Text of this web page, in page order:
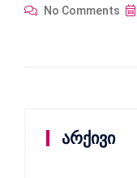
No Comments
არქივი